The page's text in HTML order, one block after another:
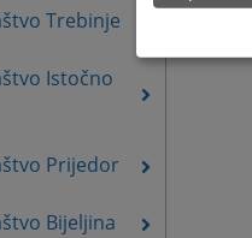
Trebinje
Istočno
Prijedor
Bijeljina